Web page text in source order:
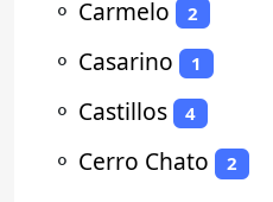
⚬ Carmelo 2
⚬ Casarino 1
⚬ Castillos 4
⚬ Cerro Chato 2